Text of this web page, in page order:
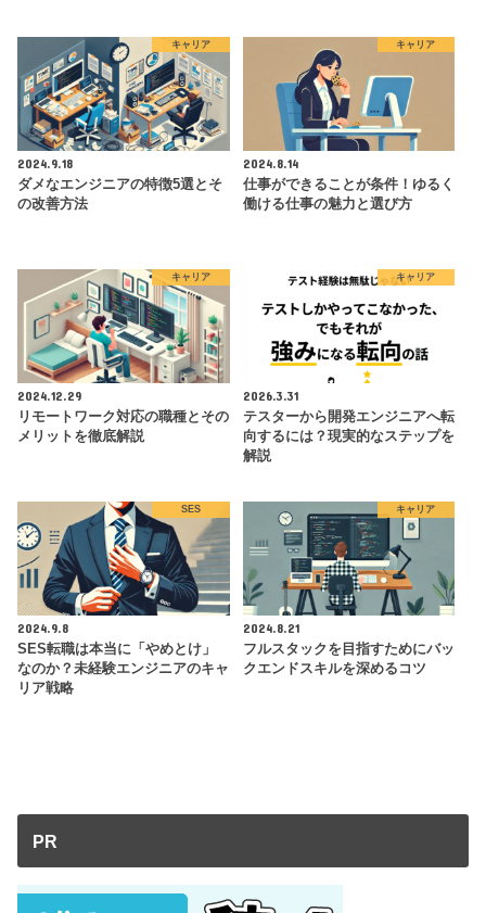
キャリア
2024.9.18
ダメなエンジニアの特徴5選とそ
の改善方法
キャリア
2024.8.14
仕事ができることが条件！ゆるく
働ける仕事の魅力と選び方
キャリア
2024.12.29
リモートワーク対応の職種とその
メリットを徹底解説
キャリア
2026.3.31
テスターから開発エンジニアへ転
向するには？現実的なステップを
解説
SES
2024.9.8
SES転職は本当に「やめとけ」
なのか？未経験エンジニアのキャ
リア戦略
キャリア
2024.8.21
フルスタックを目指すためにバッ
クエンドスキルを深めるコツ
PR